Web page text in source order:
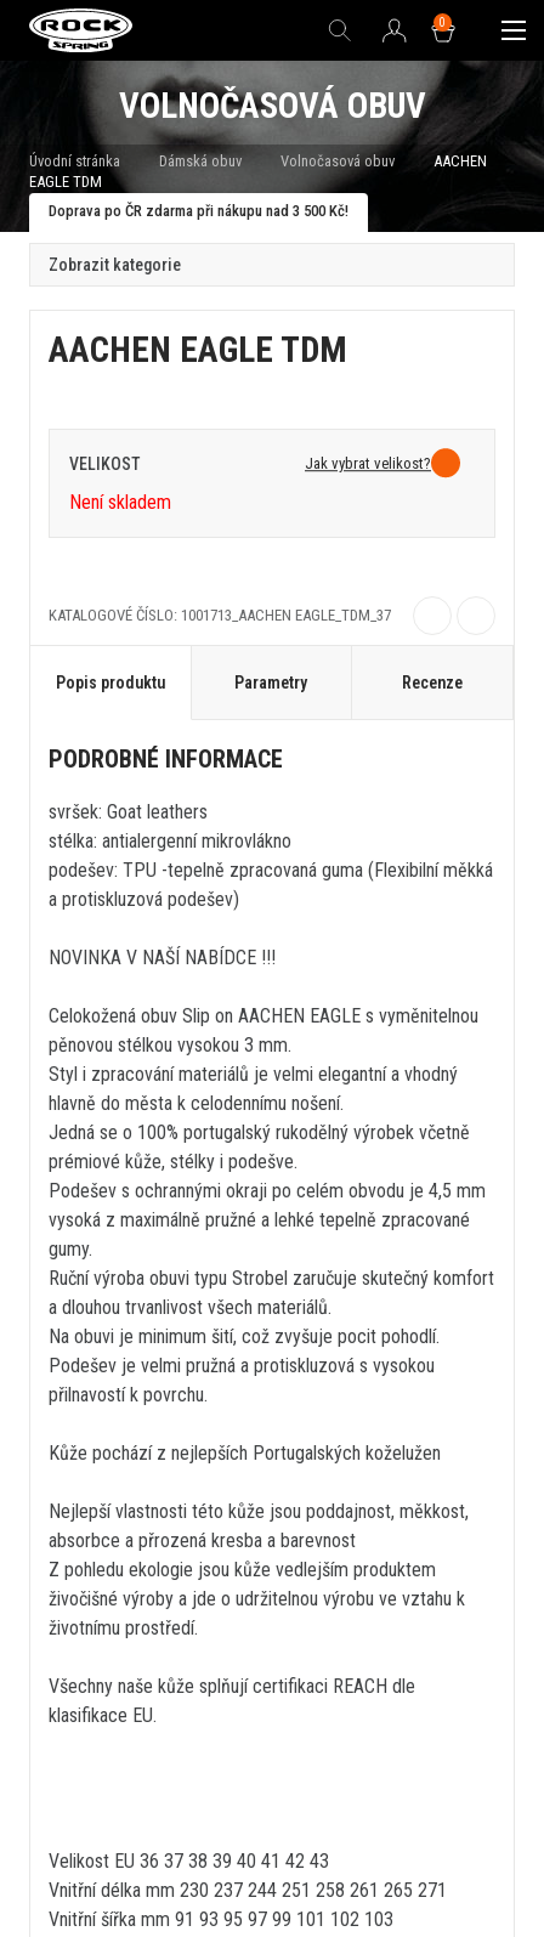
0
VOLNOČASOVÁ OBUV
Úvodní stránka Dámská obuv Volnočasová obuv
AACHEN
EAGLE TDM
Doprava po ČR zdarma při nákupu nad 3 500 Kč!
AACHEN EAGLE TDM
VELIKOST Jak vybrat velikost?
Není skladem
KATALOGOVÉ ČÍSLO: 1001713_AACHEN EAGLE_TDM_37
Popis produktu Parametry Recenze
PODROBNÉ INFORMACE
svršek: Goat leathers
stélka: antialergenní mikrovlákno
podešev: TPU -tepelně zpracovaná guma (Flexibilní měkká
a protiskluzová podešev)
NOVINKA V NAŠÍ NABÍDCE !!!
Celokožená obuv Slip on AACHEN EAGLE s vyměnitelnou
pěnovou stélkou vysokou 3 mm.
Styl i zpracování materiálů je velmi elegantní a vhodný
hlavně do města k celodennímu nošení.
Jedná se o 100% portugalský rukodělný výrobek včetně
prémiové kůže, stélky i podešve.
Podešev s ochrannými okraji po celém obvodu je 4,5 mm
vysoká z maximálně pružné a lehké tepelně zpracované
gumy.
Ruční výroba obuvi typu Strobel zaručuje skutečný komfort
a dlouhou trvanlivost všech materiálů.
Na obuvi je minimum šití, což zvyšuje pocit pohodlí.
Podešev je velmi pružná a protiskluzová s vysokou
přilnavostí k povrchu.
Kůže pochází z nejlepších Portugalských koželužen
Nejlepší vlastnosti této kůže jsou poddajnost, měkkost,
absorbce a přrozená kresba a barevnost
Z pohledu ekologie jsou kůže vedlejším produktem
živočišné výroby a jde o udržitelnou výrobu ve vztahu k
životnímu prostředí.
Všechny naše kůže splňují certifikaci REACH dle
klasifikace EU.
Velikost EU 36 37 38 39 40 41 42 43
Vnitřní délka mm 230 237 244 251 258 261 265 271
Vnitřní šířka mm 91 93 95 97 99 101 102 103
Zobrazit kategorie